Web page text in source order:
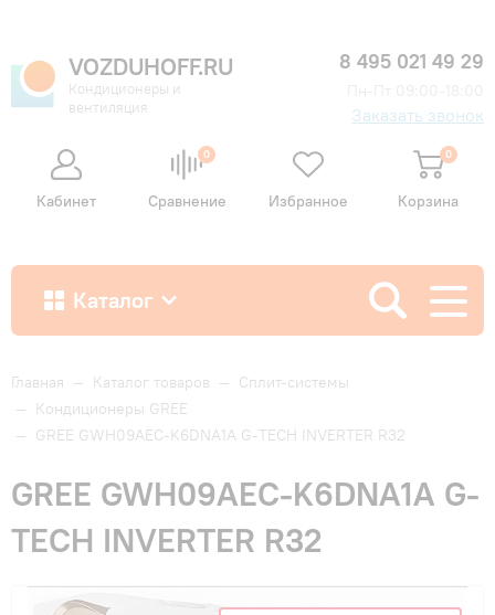
VOZDUHOFF.RU
Кондиционеры и
вентиляция
8 495 021 49 29
Заказать звонок
Кабинет
0
Сравнение Избранное
0
Корзина
Каталог
Как купить
Доставка и оплата
Гарантия и сервис
Монтаж
Главная — Каталог товаров — Сплит-системы
— Кондиционеры GREE
— GREE GWH09AEC-K6DNA1A G-TECH INVERTER R32
GREE GWH09AEC-K6DNA1A G-
TECH INVERTER R32